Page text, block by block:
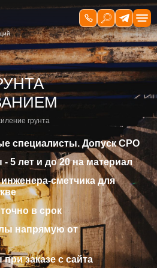
грунта
специалисты. Допуск СРО
5 лет и до 20 на материал
сметчика для
в срок
напрямую от
заказе с сайта